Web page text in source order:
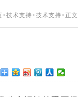
>技术支持>技术支持> 正文